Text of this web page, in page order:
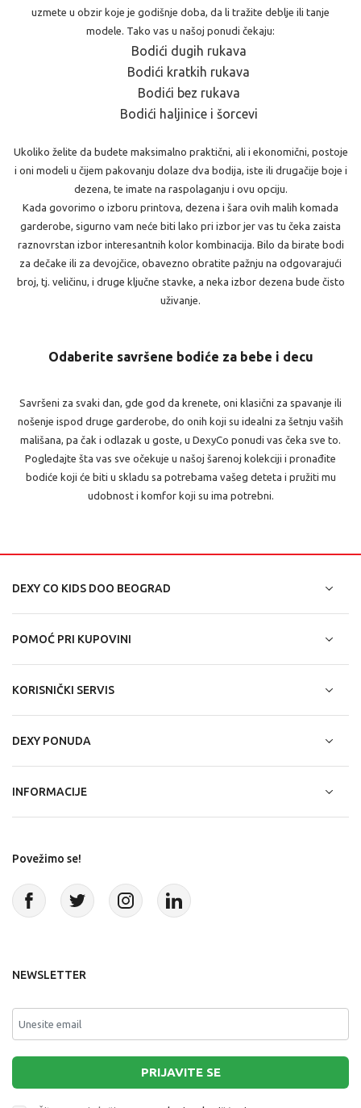
uzmete u obzir koje je godišnje doba, da li tražite deblje ili tanje
modele. Tako vas u našoj ponudi čekaju:
Bodići dugih rukava
Bodići kratkih rukava
Bodići bez rukava
Bodići haljinice i šorcevi
Ukoliko želite da budete maksimalno praktični, ali i ekonomični, postoje
i oni modeli u čijem pakovanju dolaze dva bodija, iste ili drugačije boje i
dezena, te imate na raspolaganju i ovu opciju.
Kada govorimo o izboru printova, dezena i šara ovih malih komada
garderobe, sigurno vam neće biti lako pri izbor jer vas tu čeka zaista
raznovrstan izbor interesantnih kolor kombinacija. Bilo da birate bodi
za dečake ili za devojčice, obavezno obratite pažnju na odgovarajući
broj, tj. veličinu, i druge ključne stavke, a neka izbor dezena bude čisto
uživanje.
Odaberite savršene bodiće za bebe i decu
Savršeni za svaki dan, gde god da krenete, oni klasični za spavanje ili
nošenje ispod druge garderobe, do onih koji su idealni za šetnju vaših
mališana, pa čak i odlazak u goste, u DexyCo ponudi vas čeka sve to.
Pogledajte šta vas sve očekuje u našoj šarenoj kolekciji i pronađite
bodiće koji će biti u skladu sa potrebama vašeg deteta i pružiti mu
udobnost i komfor koji su ima potrebni.
DEXY CO KIDS DOO BEOGRAD
POMOĆ PRI KUPOVINI
KORISNIČKI SERVIS
DEXY PONUDA
INFORMACIJE
Povežimo se!
NEWSLETTER
PRIJAVITE SE